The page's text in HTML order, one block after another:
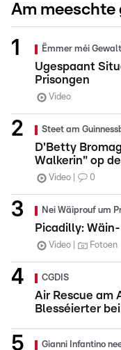
Am meeschte
Ëmmer méi
Ugespaant
Prisongen
Video
Steet am
D'Betty
Walkerin" op
Video 0
Nei Wäiprouf um
Picadilly:
Video Fotoen
CGDIS
Air Rescue am
Blesséierter
Gianni Infantino